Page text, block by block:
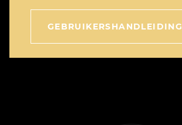
GEBRUIKERSHANDLEIDING